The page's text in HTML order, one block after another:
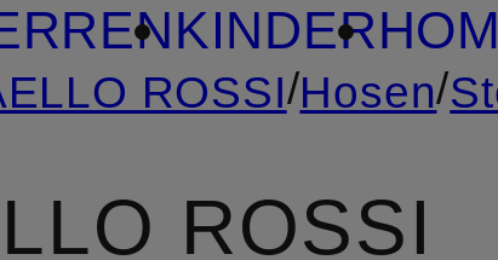
KINDER
ROSSI/Hosen/
ROSSI